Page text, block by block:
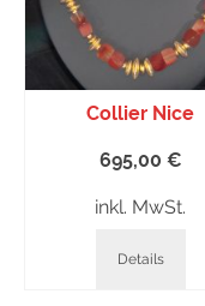
Collier Nice
695,00 €
inkl. MwSt.
Details